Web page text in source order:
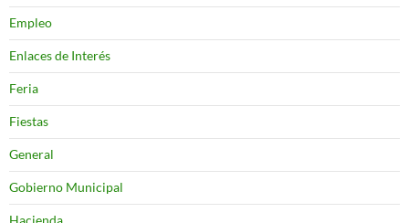
Empleo
Enlaces de Interés
Feria
Fiestas
General
Gobierno Municipal
Hacienda